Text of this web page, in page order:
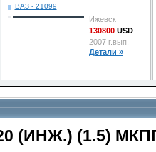
ВАЗ - 21099
Ижевск
130800USD
2007 г.вып.
Детали »
(ИНЖ.) (1.5)